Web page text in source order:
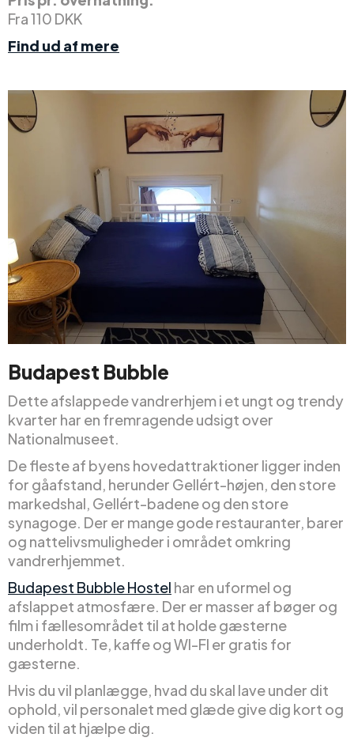
Fra 110 DKK
Find ud af mere
Budapest Bubble
Dette afslappede vandrerhjem i et ungt og trendy
kvarter har en fremragende udsigt over
Nationalmuseet.
De fleste af byens hovedattraktioner ligger inden
for gåafstand, herunder Gellért-højen, den store
markedshal, Gellért-badene og den store
synagoge. Der er mange gode restauranter, barer
og nattelivsmuligheder i området omkring
vandrerhjemmet.
Budapest Bubble Hostel har en uformel og
afslappet atmosfære. Der er masser af bøger og
film i fællesområdet til at holde gæsterne
underholdt. Te, kaffe og WI-FI er gratis for
gæsterne.
Hvis du vil planlægge, hvad du skal lave under dit
ophold, vil personalet med glæde give dig kort og
viden til at hjælpe dig.